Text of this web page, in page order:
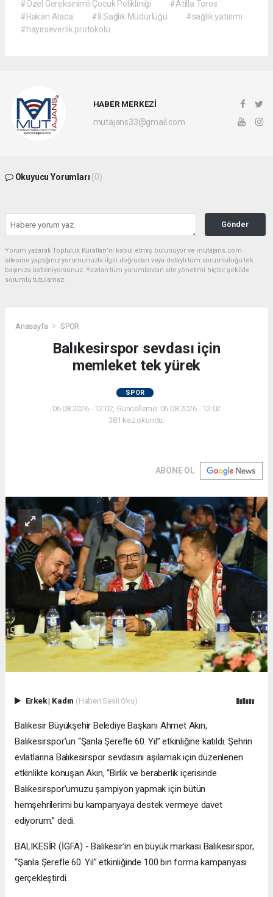
#Özel Gereksinimli Çocuk Polikliniği
#Atilla Toros
#Hakan Alaca
#İl Sağlık Müdürlüğü
#sağlık yatırımı
#hayırseverlik protokolü
HABER MERKEZİ
mutajans33@gmail.com
Okuyucu Yorumları (0)
Gönder
Yorum yazarak Topluluk Kuralları’nı kabul etmiş bulunuyor ve mutajans.com
sitesine yaptığınız yorumunuzla ilgili doğrudan veya dolaylı tüm sorumluluğu tek
başınıza üstleniyorsunuz. Yazılan tüm yorumlardan site yönetimi hiçbir şekilde
sorumlu tutulamaz.
Anasayfa SPOR
Balıkesirspor sevdası için
memleket tek yürek
SPOR
06.08.2026 - 12:02, Güncelleme: 06.08.2026 - 12:02
381 kez okundu.
ABONE OL
Erkek| Kadın (Haberi Sesli Oku)
Balıkesir Büyükşehir Belediye Başkanı Ahmet Akın,
Balıkesirspor’un “Şanla Şerefle 60. Yıl” etkinliğine katıldı. Şehrin
evlatlarına Balıkesirspor sevdasını aşılamak için düzenlenen
etkinlikte konuşan Akın, “Birlik ve beraberlik içerisinde
Balıkesirspor’umuzu şampiyon yapmak için bütün
hemşehrilerimi bu kampanyaya destek vermeye davet
ediyorum.” dedi.
BALIKESİR (İGFA) - Balıkesir’in en büyük markası Balıkesirspor,
“Şanla Şerefle 60. Yıl” etkinliğinde 100 bin forma kampanyası
gerçekleştirdi.